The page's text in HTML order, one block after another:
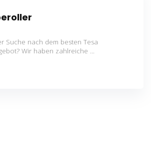
Suche nach dem besten Tesa
Wir haben zahlreiche ...